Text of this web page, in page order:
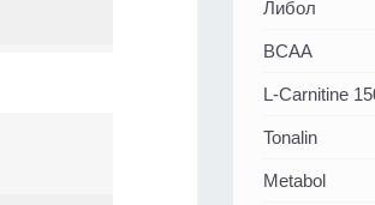
Либол
BCAA
L-Carnitine
Tonalin
Metabol